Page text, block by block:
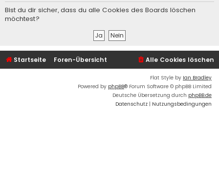
h
Bist du dir sicher, dass du alle Cookies des Boards löschen
möchtest?
Startseite Foren-Übersicht Alle Cookies löschen
Flat Style by Ian Bradley
Powered by phpBB® Forum Software © phpBB Limited
Deutsche Übersetzung durch phpBB.de
Datenschutz | Nutzungsbedingungen